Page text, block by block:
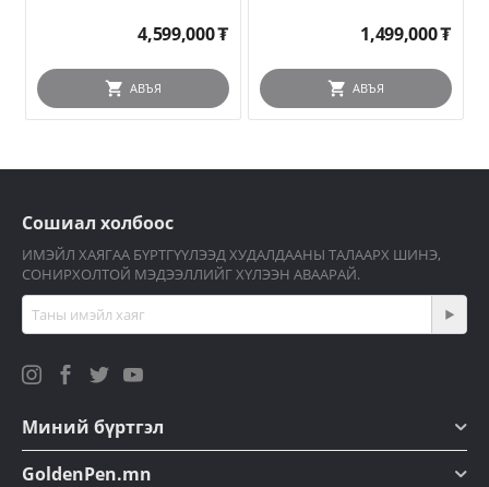
4,599,000₮
АВЪЯ
1,499,000₮
АВЪЯ
Сошиал холбоос
ИМЭЙЛ ХАЯГАА БҮРТГҮҮЛЭЭД ХУДАЛДААНЫ ТАЛААРХ ШИНЭ,
СОНИРХОЛТОЙ МЭДЭЭЛЛИЙГ ХҮЛЭЭН АВААРАЙ.
Миний бүртгэл
GoldenPen.mn